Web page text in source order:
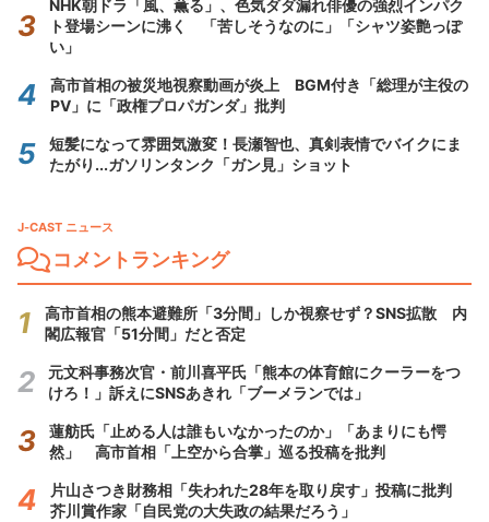
NHK朝ドラ「風、薫る」、色気ダダ漏れ俳優の強烈インパク
ト登場シーンに沸く 「苦しそうなのに」「シャツ姿艶っぽ
い」
高市首相の被災地視察動画が炎上 BGM付き「総理が主役の
PV」に「政権プロパガンダ」批判
短髪になって雰囲気激変！長瀬智也、真剣表情でバイクにま
たがり...ガソリンタンク「ガン見」ショット
J-CAST ニュース
コメントランキング
高市首相の熊本避難所「3分間」しか視察せず？SNS拡散 内
閣広報官「51分間」だと否定
元文科事務次官・前川喜平氏「熊本の体育館にクーラーをつ
けろ！」訴えにSNSあきれ「ブーメランでは」
蓮舫氏「止める人は誰もいなかったのか」「あまりにも愕
然」 高市首相「上空から合掌」巡る投稿を批判
片山さつき財務相「失われた28年を取り戻す」投稿に批判
芥川賞作家「自民党の大失政の結果だろう」